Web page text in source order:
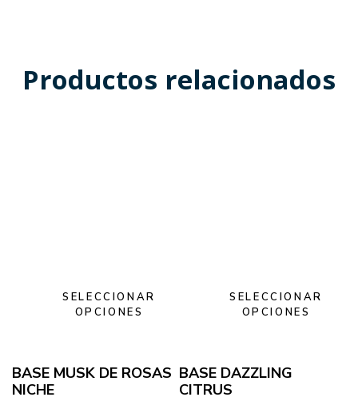
Productos relacionados
SELECCIONAR
OPCIONES
BASE MUSK DE ROSAS
NICHE
SELECCIONAR
OPCIONES
BASE DAZZLING
CITRUS